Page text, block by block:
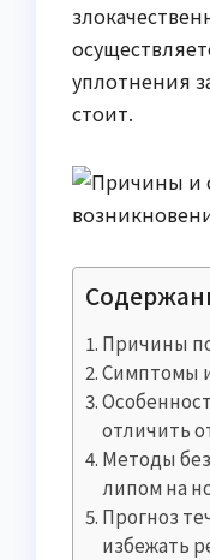
уплотнения
стоит.
Причины
Симптомы
отличить
Методы
липом на
Прогноз
избежать